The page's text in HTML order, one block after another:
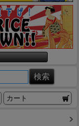
カート